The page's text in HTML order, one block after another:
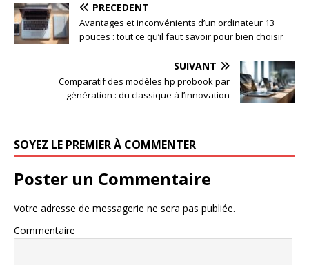
PRÉCÉDENT
Avantages et inconvénients d’un ordinateur 13
pouces : tout ce qu’il faut savoir pour bien choisir
SUIVANT
Comparatif des modèles hp probook par
génération : du classique à l’innovation
SOYEZ LE PREMIER À COMMENTER
Poster un Commentaire
Votre adresse de messagerie ne sera pas publiée.
Commentaire